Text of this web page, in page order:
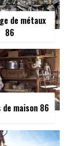
de métaux
86
de maison 86